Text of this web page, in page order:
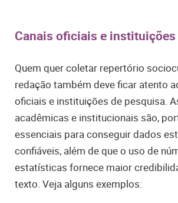
Canais oficiais e
Quem quer coletar repertório
redação também deve ficar atento
oficiais e instituições de pesquisa.
acadêmicas e institucionais são,
essenciais para conseguir dados
confiáveis, além de que o uso de
estatísticas fornece maior
texto. Veja alguns exemplos: